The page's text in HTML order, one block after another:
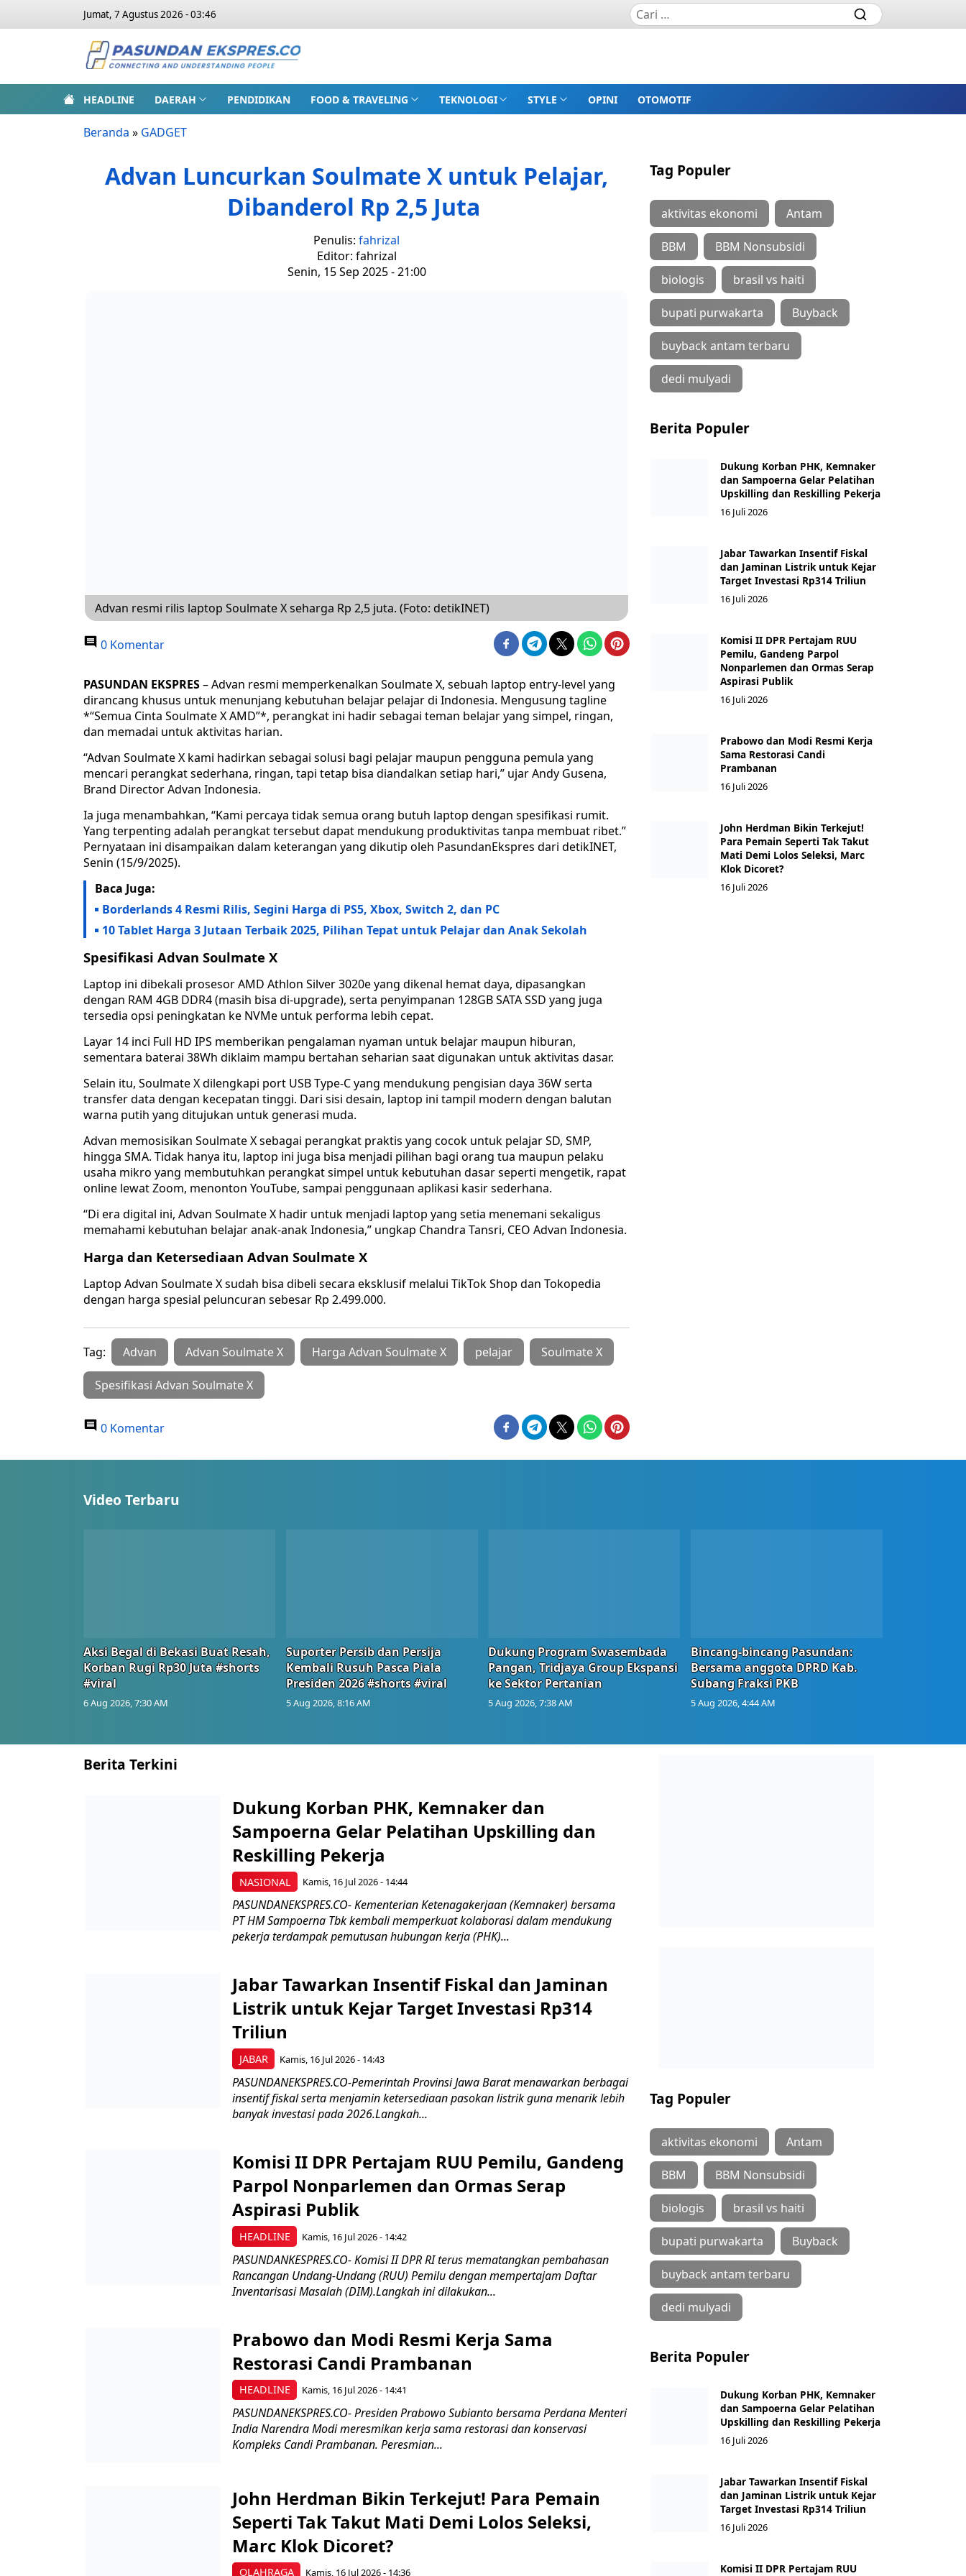
Jumat, 7 Agustus 2026 - 03:46
HEADLINE DAERAH PENDIDIKAN FOOD & TRAVELING TEKNOLOGI STYLE OPINI OTOMOTIF
Beranda » GADGET
Advan Luncurkan Soulmate X untuk Pelajar,
Dibanderol Rp 2,5 Juta
Penulis: fahrizal
Editor: fahrizal
Senin, 15 Sep 2025 - 21:00
Advan resmi rilis laptop Soulmate X seharga Rp 2,5 juta. (Foto: detikINET)
0 Komentar
PASUNDAN EKSPRES– Advan resmi memperkenalkan Soulmate X, sebuah laptop entry-level yang
dirancang khusus untuk menunjang kebutuhan belajar pelajar di Indonesia. Mengusung tagline
*“Semua Cinta Soulmate X AMD”*, perangkat ini hadir sebagai teman belajar yang simpel, ringan,
dan memadai untuk aktivitas harian.
“Advan Soulmate X kami hadirkan sebagai solusi bagi pelajar maupun pengguna pemula yang
mencari perangkat sederhana, ringan, tapi tetap bisa diandalkan setiap hari,” ujar Andy Gusena,
Brand Director Advan Indonesia.
Ia juga menambahkan, “Kami percaya tidak semua orang butuh laptop dengan spesifikasi rumit.
Yang terpenting adalah perangkat tersebut dapat mendukung produktivitas tanpa membuat ribet.”
Pernyataan ini disampaikan dalam keterangan yang dikutip oleh PasundanEkspres dari detikINET,
Senin (15/9/2025).
Baca Juga:
Borderlands 4 Resmi Rilis, Segini Harga di PS5, Xbox, Switch 2, dan PC
10 Tablet Harga 3 Jutaan Terbaik 2025, Pilihan Tepat untuk Pelajar dan Anak Sekolah
Spesifikasi Advan Soulmate X
Laptop ini dibekali prosesor AMD Athlon Silver 3020e yang dikenal hemat daya, dipasangkan
dengan RAM 4GB DDR4 (masih bisa di-upgrade), serta penyimpanan 128GB SATA SSD yang juga
tersedia opsi peningkatan ke NVMe untuk performa lebih cepat.
Layar 14 inci Full HD IPS memberikan pengalaman nyaman untuk belajar maupun hiburan,
sementara baterai 38Wh diklaim mampu bertahan seharian saat digunakan untuk aktivitas dasar.
Selain itu, Soulmate X dilengkapi port USB Type-C yang mendukung pengisian daya 36W serta
transfer data dengan kecepatan tinggi. Dari sisi desain, laptop ini tampil modern dengan balutan
warna putih yang ditujukan untuk generasi muda.
Advan memosisikan Soulmate X sebagai perangkat praktis yang cocok untuk pelajar SD, SMP,
hingga SMA. Tidak hanya itu, laptop ini juga bisa menjadi pilihan bagi orang tua maupun pelaku
usaha mikro yang membutuhkan perangkat simpel untuk kebutuhan dasar seperti mengetik, rapat
online lewat Zoom, menonton YouTube, sampai penggunaan aplikasi kasir sederhana.
“Di era digital ini, Advan Soulmate X hadir untuk menjadi laptop yang setia menemani sekaligus
memahami kebutuhan belajar anak-anak Indonesia,” ungkap Chandra Tansri, CEO Advan Indonesia.
Harga dan Ketersediaan Advan Soulmate X
Laptop Advan Soulmate X sudah bisa dibeli secara eksklusif melalui TikTok Shop dan Tokopedia
dengan harga spesial peluncuran sebesar Rp 2.499.000.
Tag: Advan Advan Soulmate X Harga Advan Soulmate X pelajar Soulmate X
Spesifikasi Advan Soulmate X
0 Komentar
Tag Populer
aktivitas ekonomi Antam
BBM BBM Nonsubsidi
biologis brasil vs haiti
bupati purwakarta Buyback
buyback antam terbaru
dedi mulyadi
Berita Populer
Dukung Korban PHK, Kemnaker
dan Sampoerna Gelar Pelatihan
Upskilling dan Reskilling Pekerja
16 Juli 2026
Jabar Tawarkan Insentif Fiskal
dan Jaminan Listrik untuk Kejar
Target Investasi Rp314 Triliun
16 Juli 2026
Komisi II DPR Pertajam RUU
Pemilu, Gandeng Parpol
Nonparlemen dan Ormas Serap
Aspirasi Publik
16 Juli 2026
Prabowo dan Modi Resmi Kerja
Sama Restorasi Candi
Prambanan
16 Juli 2026
John Herdman Bikin Terkejut!
Para Pemain Seperti Tak Takut
Mati Demi Lolos Seleksi, Marc
Klok Dicoret?
16 Juli 2026
Video Terbaru
Aksi Begal di Bekasi Buat Resah,
Korban Rugi Rp30 Juta #shorts
#viral
6 Aug 2026, 7:30 AM
Suporter Persib dan Persija
Kembali Rusuh Pasca Piala
Presiden 2026 #shorts #viral
5 Aug 2026, 8:16 AM
Dukung Program Swasembada
Pangan, Tridjaya Group Ekspansi
ke Sektor Pertanian
5 Aug 2026, 7:38 AM
Bincang-bincang Pasundan:
Bersama anggota DPRD Kab.
Subang Fraksi PKB
5 Aug 2026, 4:44 AM
Berita Terkini
NASIONAL
Dukung Korban PHK, Kemnaker dan
Sampoerna Gelar Pelatihan Upskilling dan
Reskilling Pekerja
Kamis, 16 Jul 2026 - 14:44
PASUNDANEKSPRES.CO- Kementerian Ketenagakerjaan (Kemnaker) bersama
PT HM Sampoerna Tbk kembali memperkuat kolaborasi dalam mendukung
pekerja terdampak pemutusan hubungan kerja (PHK)...
JABAR
Jabar Tawarkan Insentif Fiskal dan Jaminan
Listrik untuk Kejar Target Investasi Rp314
Triliun
Kamis, 16 Jul 2026 - 14:43
PASUNDANEKSPRES.CO-Pemerintah Provinsi Jawa Barat menawarkan berbagai
insentif fiskal serta menjamin ketersediaan pasokan listrik guna menarik lebih
banyak investasi pada 2026.Langkah...
HEADLINE
Komisi II DPR Pertajam RUU Pemilu, Gandeng
Parpol Nonparlemen dan Ormas Serap
Aspirasi Publik
Kamis, 16 Jul 2026 - 14:42
PASUNDANKESPRES.CO- Komisi II DPR RI terus mematangkan pembahasan
Rancangan Undang-Undang (RUU) Pemilu dengan mempertajam Daftar
Inventarisasi Masalah (DIM).Langkah ini dilakukan...
HEADLINE
Prabowo dan Modi Resmi Kerja Sama
Restorasi Candi Prambanan
Kamis, 16 Jul 2026 - 14:41
PASUNDANEKSPRES.CO- Presiden Prabowo Subianto bersama Perdana Menteri
India Narendra Modi meresmikan kerja sama restorasi dan konservasi
Kompleks Candi Prambanan. Peresmian...
OLAHRAGA
John Herdman Bikin Terkejut! Para Pemain
Seperti Tak Takut Mati Demi Lolos Seleksi,
Marc Klok Dicoret?
Kamis, 16 Jul 2026 - 14:36
Tag Populer
aktivitas ekonomi Antam
BBM BBM Nonsubsidi
biologis brasil vs haiti
bupati purwakarta Buyback
buyback antam terbaru
dedi mulyadi
Berita Populer
Dukung Korban PHK, Kemnaker
dan Sampoerna Gelar Pelatihan
Upskilling dan Reskilling Pekerja
16 Juli 2026
Jabar Tawarkan Insentif Fiskal
dan Jaminan Listrik untuk Kejar
Target Investasi Rp314 Triliun
16 Juli 2026
Komisi II DPR Pertajam RUU